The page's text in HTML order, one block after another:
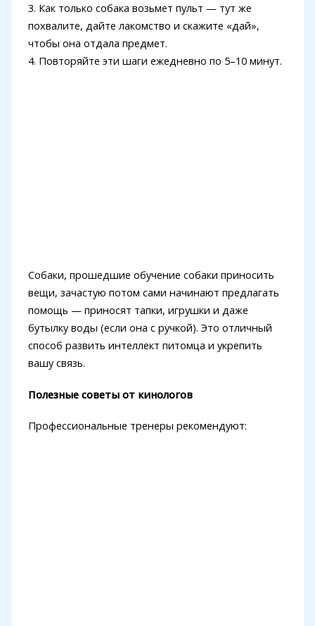
3. Как только собака возьмет пульт — тут же
похвалите, дайте лакомство и скажите «дай»,
чтобы она отдала предмет.
4. Повторяйте эти шаги ежедневно по 5–10 минут.
Собаки, прошедшие обучение собаки приносить
вещи, зачастую потом сами начинают предлагать
помощь — приносят тапки, игрушки и даже
бутылку воды (если она с ручкой). Это отличный
способ развить интеллект питомца и укрепить
вашу связь.
Полезные советы от кинологов
Профессиональные тренеры рекомендуют: